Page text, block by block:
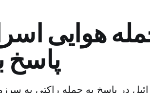
هوایی
پاسخ
در پاسخ به حمله راکتی به